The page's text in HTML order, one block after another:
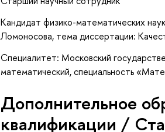
Кандидат физико-математических
Ломоносова, тема диссертации:
Специалитет: Московский
математический, специальность
Дополнительное
квалификации /